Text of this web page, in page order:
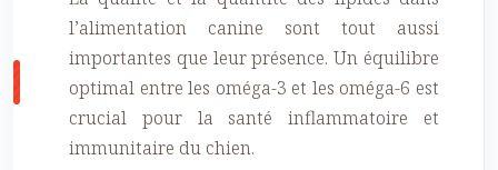
l’alimentation canine sont tout aussi
importantes que leur présence. Un équilibre
optimal entre les oméga-3 et les oméga-6 est
crucial pour la santé inflammatoire et
immunitaire du chien.